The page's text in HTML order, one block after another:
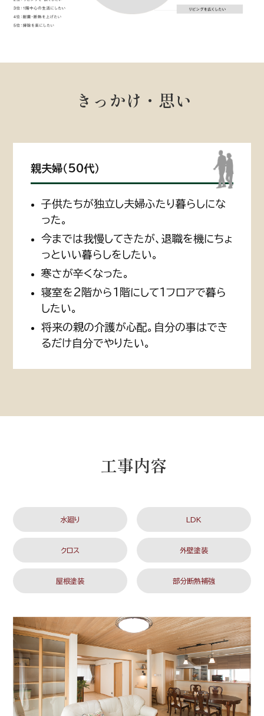
きっかけ・思い
親夫婦（50代）
子供たちが独立し夫婦ふたり暮らしにな
った。
今までは我慢してきたが、退職を機にちょ
っといい暮らしをしたい。
寒さが辛くなった。
寝室を2階から1階にして1フロアで暮ら
したい。
将来の親の介護が心配。自分の事はでき
るだけ自分でやりたい。
工事内容
水廻り LDK
クロス 外壁塗装
屋根塗装 部分断熱補強